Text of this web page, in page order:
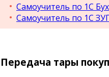
Самоучитель по 1С
Самоучитель по 1С
Передача тары